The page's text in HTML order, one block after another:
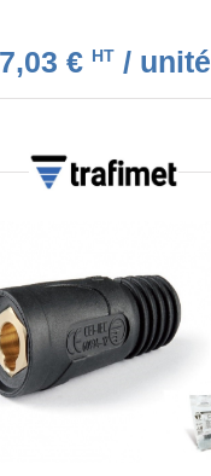
7,03 € HT / unité